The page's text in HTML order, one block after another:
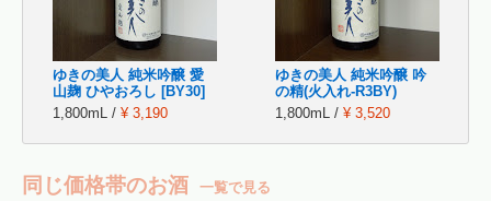
ゆきの美人 純米吟醸 愛
山麹 ひやおろし [BY30]
1,800mL / ¥ 3,190
ゆきの美人 純米吟醸 吟
の精(火入れ-R3BY)
1,800mL / ¥ 3,520
同じ価格帯のお酒 一覧で見る